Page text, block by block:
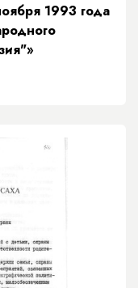
1993 года